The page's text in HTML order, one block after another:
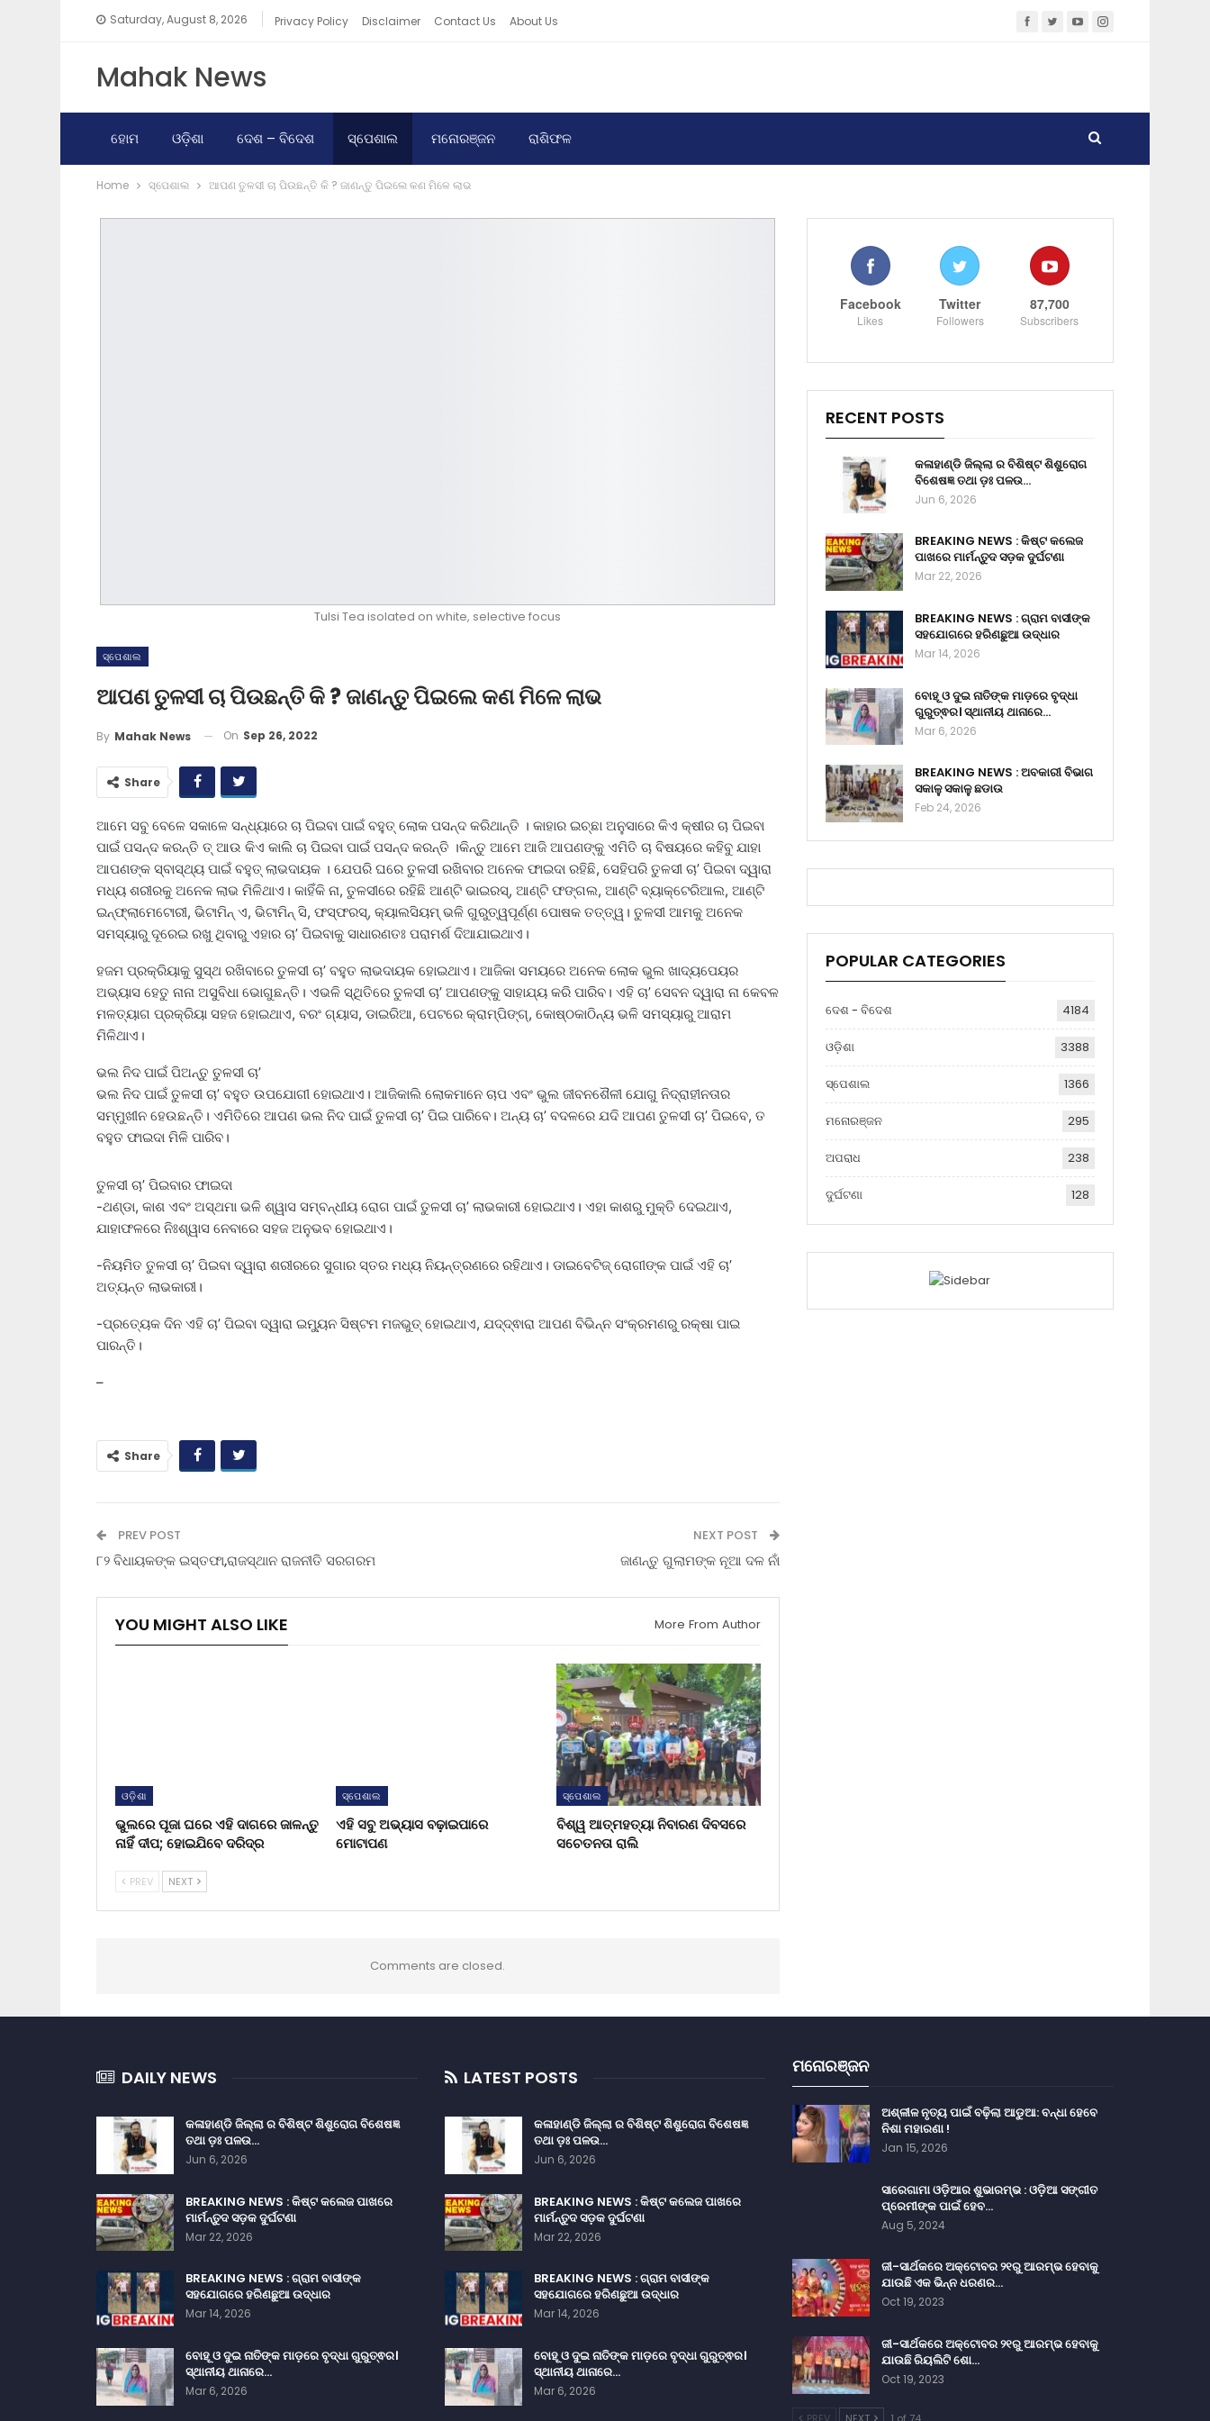
Saturday, August 8, 2026 Privacy Policy Disclaimer Contact Us About Us
Mahak News
ହୋମ ଓଡ଼ିଶା ଦେଶ – ବିଦେଶ ସ୍ପେଶାଲ ମନୋରଞ୍ଜନ ରାଶିଫଳ
Home ସ୍ପେଶାଲ ଆପଣ ତୁଳସୀ ଚା ପିଉଛନ୍ତି କି ? ଜାଣନ୍ତୁ ପିଇଲେ କଣ ମିଳେ ଲାଭ
Tulsi Tea isolated on white, selective focus
ସ୍ପେଶାଲ
ଆପଣ ତୁଳସୀ ଚା ପିଉଛନ୍ତି କି ? ଜାଣନ୍ତୁ ପିଇଲେ କଣ ମିଳେ ଲାଭ
By Mahak News On Sep 26, 2022
Share
ଆମେ ସବୁ ବେଳେ ସକାଳେ ସନ୍ଧ୍ୟାରେ ଚା ପିଇବା ପାଇଁ ବହୁତ୍ ଲୋକ ପସନ୍ଦ କରିଥାନ୍ତି । କାହାର ଇଚ୍ଛା ଅନୁସାରେ କିଏ କ୍ଷୀର ଚା ପିଇବା
ପାଇଁ ପସନ୍ଦ କରନ୍ତି ତ୍ ଆଉ କିଏ କାଲି ଚା ପିଇବା ପାଇଁ ପସନ୍ଦ କରନ୍ତି ।କିନ୍ତୁ ଆମେ ଆଜି ଆପଣଙ୍କୁ ଏମିତି ଚା ବିଷୟରେ କହିବୁ ଯାହା
ଆପଣଙ୍କ ସ୍ବାସ୍ଥ୍ୟ ପାଇଁ ବହୁତ୍ ଲାଭଦାୟକ । ଯେପରି ଘରେ ତୁଳସୀ ରଖିବାର ଅନେକ ଫାଇଦା ରହିଛି, ସେହିପରି ତୁଳସୀ ଚା’ ପିଇବା ଦ୍ୱାରା
ମଧ୍ୟ ଶରୀରକୁ ଅନେକ ଲାଭ ମିଳିଥାଏ। କାହିଁକି ନା, ତୁଳସୀରେ ରହିଛି ଆଣ୍ଟି ଭାଇରସ୍, ଆଣ୍ଟି ଫଙ୍ଗଲ, ଆଣ୍ଟି ବ୍ୟାକ୍ଟେରିଆଲ, ଆଣ୍ଟି
ଇନ୍‌ଫ୍ଲାମେଟୋରୀ, ଭିଟାମିନ୍ ଏ, ଭିଟାମିନ୍ ସି, ଫସ୍‌ଫରସ୍‌, କ୍ୟାଲସିୟମ୍‌ ଭଳି ଗୁରୁତ୍ୱପୂର୍ଣ୍ଣ ପୋଷକ ତତ୍ତ୍ୱ। ତୁଳସୀ ଆମକୁ ଅନେକ
ସମସ୍ୟାରୁ ଦୂରେଇ ରଖୁ ଥିବାରୁ ଏହାର ଚା’ ପିଇବାକୁ ସାଧାରଣତଃ ପରାମର୍ଶ ଦିଆଯାଇଥାଏ।
ହଜମ ପ୍ରକ୍ରିୟାକୁ ସୁସ୍ଥ ରଖିବାରେ ତୁଳସୀ ଚା’ ବହୁତ ଲାଭଦାୟକ ହୋଇଥାଏ। ଆଜିକା ସମୟରେ ଅନେକ ଲୋକ ଭୁଲ ଖାଦ୍ୟପେୟର
ଅଭ୍ୟାସ ହେତୁ ନାନା ଅସୁବିଧା ଭୋଗୁଛନ୍ତି। ଏଭଳି ସ୍ଥିତିରେ ତୁଳସୀ ଚା’ ଆପଣଙ୍କୁ ସାହାଯ୍ୟ କରି ପାରିବ। ଏହି ଚା’ ସେବନ ଦ୍ୱାରା ନା କେବଳ
ମଳତ୍ୟାଗ ପ୍ରକ୍ରିୟା ସହଜ ହୋଇଥାଏ, ବରଂ ଗ୍ୟାସ, ଡାଇରିଆ, ପେଟରେ କ୍ରାମ୍ପିଙ୍ଗ୍, କୋଷ୍ଠକାଠିନ୍ୟ ଭଳି ସମସ୍ୟାରୁ ଆରାମ
ମିଳିଥାଏ।
ଭଲ ନିଦ ପାଇଁ ପିଅନ୍ତୁ ତୁଳସୀ ଚା’
ଭଲ ନିଦ ପାଇଁ ତୁଳସୀ ଚା’ ବହୁତ ଉପଯୋଗୀ ହୋଇଥାଏ। ଆଜିକାଲି ଲୋକମାନେ ଚାପ ଏବଂ ଭୁଲ ଜୀବନଶୈଳୀ ଯୋଗୁ ନିଦ୍ରାହୀନତାର
ସମ୍ମୁଖୀନ ହେଉଛନ୍ତି। ଏମିତିରେ ଆପଣ ଭଲ ନିଦ ପାଇଁ ତୁଳସୀ ଚା’ ପିଇ ପାରିବେ। ଅନ୍ୟ ଚା’ ବଦଳରେ ଯଦି ଆପଣ ତୁଳସୀ ଚା’ ପିଇବେ, ତ
ବହୁତ ଫାଇଦା ମିଳି ପାରିବ।
ତୁଳସୀ ଚା’ ପିଇବାର ଫାଇଦା
-ଥଣ୍ଡା, କାଶ ଏବଂ ଅସ୍ଥମା ଭଳି ଶ୍ୱାସ ସମ୍ବନ୍ଧୀୟ ରୋଗ ପାଇଁ ତୁଳସୀ ଚା’ ଲାଭକାରୀ ହୋଇଥାଏ। ଏହା କାଶରୁ ମୁକ୍ତି ଦେଇଥାଏ,
ଯାହାଫଳରେ ନିଃଶ୍ୱାସ ନେବାରେ ସହଜ ଅନୁଭବ ହୋଇଥାଏ।
-ନିୟମିତ ତୁଳସୀ ଚା’ ପିଇବା ଦ୍ୱାରା ଶରୀରରେ ସୁଗାର ସ୍ତର ମଧ୍ୟ ନିୟନ୍ତ୍ରଣରେ ରହିଥାଏ। ଡାଇବେଟିଜ୍ ରୋଗୀଙ୍କ ପାଇଁ ଏହି ଚା’
ଅତ୍ୟନ୍ତ ଲାଭକାରୀ।
-ପ୍ରତ୍ୟେକ ଦିନ ଏହି ଚା’ ପିଇବା ଦ୍ୱାରା ଇମ୍ୟୁନ ସିଷ୍ଟମ ମଜଭୁତ୍‌ ହୋଇଥାଏ, ଯଦ୍ଦ୍ଵାରା ଆପଣ ବିଭିନ୍ନ ସଂକ୍ରମଣରୁ ରକ୍ଷା ପାଇ
ପାରନ୍ତି।
–
Share
PREV POST
୮୨ ବିଧାୟକଙ୍କ ଇସ୍ତଫା,ରାଜସ୍ଥାନ ରାଜନୀତି ସରଗରମ
NEXT POST
ଜାଣନ୍ତୁ ଗୁଲାମଙ୍କ ନୂଆ ଦଳ ନାଁ
YOU MIGHT ALSO LIKE More From Author
ଓଡ଼ିଶା
ଭୁଲରେ ପୂଜା ଘରେ ଏହି ଦାଗରେ ଜାଳନ୍ତୁ
ନାହିଁ ଦୀପ; ହୋଇଯିବେ ଦରିଦ୍ର
ସ୍ପେଶାଲ
ଏହି ସବୁ ଅଭ୍ୟାସ ବଢ଼ାଇପାରେ
ମୋଟାପଣ
ସ୍ପେଶାଲ
ବିଶ୍ୱ ଆତ୍ମହତ୍ୟା ନିବାରଣ ଦିବସରେ
ସଚେତନତା ରାଲି
PREV NEXT
Comments are closed.
Facebook
Likes
Twitter
Followers
87,700
Subscribers
RECENT POSTS
କଳାହାଣ୍ଡି ଜିଲ୍ଲା ର ବିଶିଷ୍ଟ ଶିଶୁରୋଗ
ବିଶେଷଜ୍ଞ ତଥା ଡ଼ଃ ପଳଉ…
Jun 6, 2026
BREAKING NEWS : କିଷ୍ଟ କଲେଜ
ପାଖରେ ମାର୍ମନ୍ତୁଦ ସଡ଼କ ଦୁର୍ଘଟଣା
Mar 22, 2026
BREAKING NEWS : ଗ୍ରାମ ବାସୀଙ୍କ
ସହଯୋଗରେ ହରିଣଛୁଆ ଉଦ୍ଧାର
Mar 14, 2026
ବୋହୂ ଓ ଦୁଇ ନାତିଙ୍କ ମାଡ଼ରେ ବୃଦ୍ଧା
ଗୁରୁତ୍ଵର। ସ୍ଥାନୀୟ ଥାନାରେ…
Mar 6, 2026
BREAKING NEWS : ଅବକାରୀ ବିଭାଗ
ସକାଳୁ ସକାଳୁ ଛଡାଉ
Feb 24, 2026
POPULAR CATEGORIES
ଦେଶ - ବିଦେଶ 4184
ଓଡ଼ିଶା 3388
ସ୍ପେଶାଲ 1366
ମନୋରଞ୍ଜନ 295
ଅପରାଧ 238
ଦୁର୍ଘଟଣା 128
DAILY NEWS
କଳାହାଣ୍ଡି ଜିଲ୍ଲା ର ବିଶିଷ୍ଟ ଶିଶୁରୋଗ ବିଶେଷଜ୍ଞ
ତଥା ଡ଼ଃ ପଳଉ…
Jun 6, 2026
BREAKING NEWS : କିଷ୍ଟ କଲେଜ ପାଖରେ
ମାର୍ମନ୍ତୁଦ ସଡ଼କ ଦୁର୍ଘଟଣା
Mar 22, 2026
BREAKING NEWS : ଗ୍ରାମ ବାସୀଙ୍କ
ସହଯୋଗରେ ହରିଣଛୁଆ ଉଦ୍ଧାର
Mar 14, 2026
ବୋହୂ ଓ ଦୁଇ ନାତିଙ୍କ ମାଡ଼ରେ ବୃଦ୍ଧା ଗୁରୁତ୍ଵର।
ସ୍ଥାନୀୟ ଥାନାରେ…
Mar 6, 2026
LATEST POSTS
କଳାହାଣ୍ଡି ଜିଲ୍ଲା ର ବିଶିଷ୍ଟ ଶିଶୁରୋଗ ବିଶେଷଜ୍ଞ
ତଥା ଡ଼ଃ ପଳଉ…
Jun 6, 2026
BREAKING NEWS : କିଷ୍ଟ କଲେଜ ପାଖରେ
ମାର୍ମନ୍ତୁଦ ସଡ଼କ ଦୁର୍ଘଟଣା
Mar 22, 2026
BREAKING NEWS : ଗ୍ରାମ ବାସୀଙ୍କ
ସହଯୋଗରେ ହରିଣଛୁଆ ଉଦ୍ଧାର
Mar 14, 2026
ବୋହୂ ଓ ଦୁଇ ନାତିଙ୍କ ମାଡ଼ରେ ବୃଦ୍ଧା ଗୁରୁତ୍ଵର।
ସ୍ଥାନୀୟ ଥାନାରେ…
Mar 6, 2026
ମନୋରଞ୍ଜନ
ଅଶ୍ଳୀଳ ନୃତ୍ୟ ପାଇଁ ବଢ଼ିଲା ଆଡୁଆ: ବନ୍ଧା ହେବେ
ନିଶା ମହାରଣା !
Jan 15, 2026
ସାରେଗାମା ଓଡ଼ିଆର ଶୁଭାରମ୍ଭ : ଓଡ଼ିଆ ସଙ୍ଗୀତ
ପ୍ରେମୀଙ୍କ ପାଇଁ ହେବ…
Aug 5, 2024
ଜୀ-ସାର୍ଥକରେ ଅକ୍ଟୋବର ୨୧ରୁ ଆରମ୍ଭ ହେବାକୁ
ଯାଉଛି ଏକ ଭିନ୍ନ ଧରଣର…
Oct 19, 2023
ଜୀ-ସାର୍ଥକରେ ଅକ୍ଟୋବର ୨୧ରୁ ଆରମ୍ଭ ହେବାକୁ
ଯାଉଛି ରିୟଲିଟି ଶୋ…
Oct 19, 2023
PREV NEXT 1 of 74